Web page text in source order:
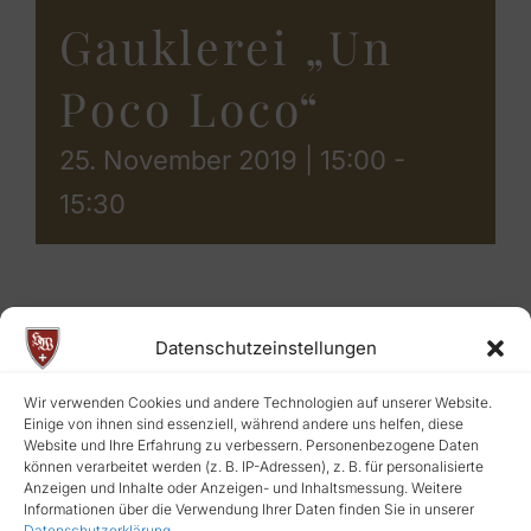
Datenschutzeinstellungen
Wir verwenden Cookies und andere Technologien auf unserer Website.
Einige von ihnen sind essenziell, während andere uns helfen, diese
Website und Ihre Erfahrung zu verbessern. Personenbezogene Daten
können verarbeitet werden (z. B. IP-Adressen), z. B. für personalisierte
Anzeigen und Inhalte oder Anzeigen- und Inhaltsmessung. Weitere
Informationen über die Verwendung Ihrer Daten finden Sie in unserer
Gauklerei „Un
Poco Loco“
25. November 2019 | 15:00 -
15:30